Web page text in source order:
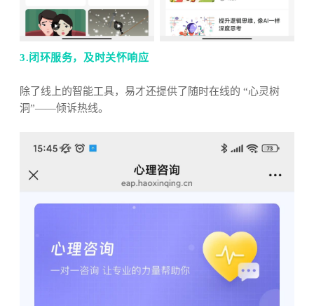
3.闭环服务，及时关怀响应
除了线上的智能工具，易才还提供了随时在线的 “心灵树
洞”——倾诉热线。